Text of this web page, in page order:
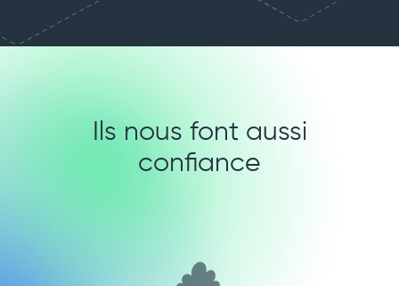
Ils nous font aussi
confiance